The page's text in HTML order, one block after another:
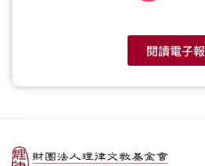
閱讀電子報